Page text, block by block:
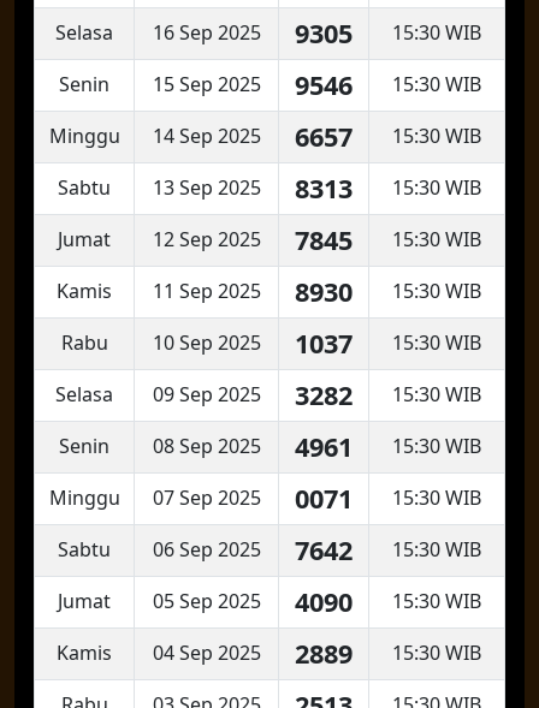
Selasa
16 Sep 2025 9305
15:30 WIB
Senin
15 Sep 2025 9546
15:30 WIB
Minggu
14 Sep 2025 6657
15:30 WIB
Sabtu
13 Sep 2025 8313
15:30 WIB
Jumat
12 Sep 2025 7845
15:30 WIB
Kamis
11 Sep 2025 8930
15:30 WIB
Rabu
10 Sep 2025 1037
15:30 WIB
Selasa
09 Sep 2025 3282
15:30 WIB
Senin
08 Sep 2025 4961
15:30 WIB
Minggu
07 Sep 2025 0071
15:30 WIB
Sabtu
06 Sep 2025 7642
15:30 WIB
Jumat
05 Sep 2025 4090
15:30 WIB
Kamis
04 Sep 2025 2889
15:30 WIB